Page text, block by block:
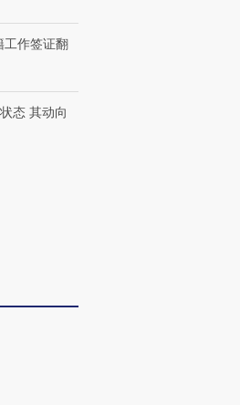
工作签证翻
态 其动向